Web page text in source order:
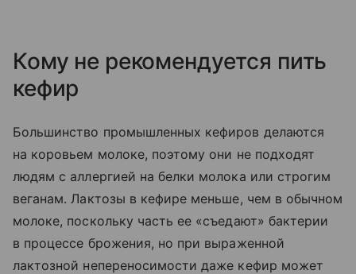
Кому не рекомендуется пить
кефир
Большинство промышленных кефиров делаются
на коровьем молоке, поэтому они не подходят
людям с аллергией на белки молока или строгим
веганам. Лактозы в кефире меньше, чем в обычном
молоке, поскольку часть ее «съедают» бактерии
в процессе брожения, но при выраженной
лактозной непереносимости даже кефир может